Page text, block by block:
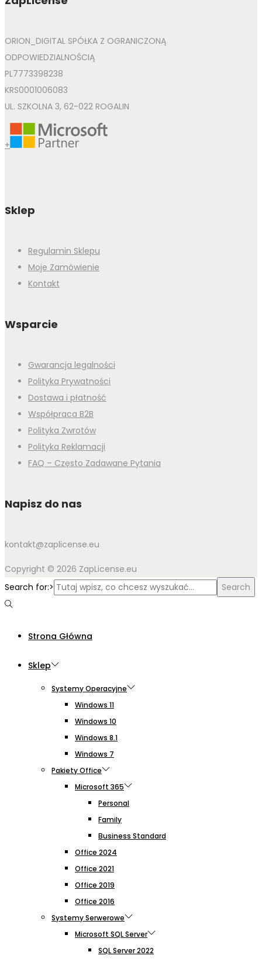
ORION_DIGITAL SPÓŁKA Z OGRANICZONĄ
ODPOWIEDZIALNOŚCIĄ
PL7773398238
KRS0001006083
UL. SZKOLNA 3, 62-022 ROGALIN
+
Sklep
Regulamin Sklepu
Moje Zamówienie
Kontakt
Wsparcie
Gwarancja legalności
Polityka Prywatności
Dostawa i płatność
Współpraca B2B
Polityka Zwrotów
Polityka Reklamacji
FAQ – Często Zadawane Pytania
Napisz do nas
kontakt@zaplicense.eu
Copyright © 2026 ZapLicense.eu
Search for:>
Search
Strona Główna
Sklep
Systemy Operacyjne
Windows 11
Windows 10
Windows 8.1
Windows 7
Pakiety Office
Microsoft 365
Personal
Family
Business Standard
Office 2024
Office 2021
Office 2019
Office 2016
Systemy Serwerowe
Microsoft SQL Server
SQL Server 2022